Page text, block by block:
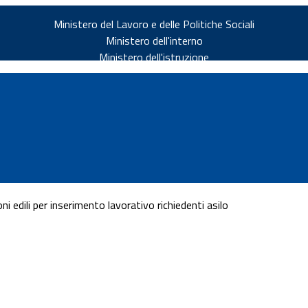
Ministero del Lavoro e delle Politiche Sociali
Ministero dell'interno
Ministero dell'istruzione
edili per inserimento lavorativo richiedenti asilo